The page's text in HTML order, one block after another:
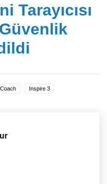
Tarayıcısı
Inspire 3